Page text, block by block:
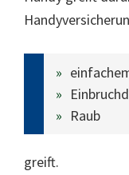
Raub
greift.